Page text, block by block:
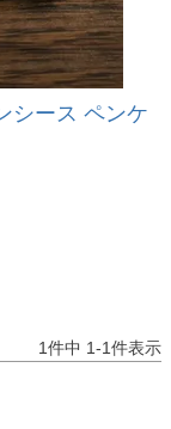
シース ペンケ
1件中 1-1件表示